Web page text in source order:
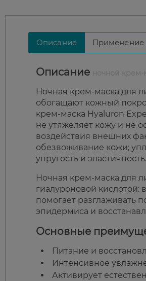
Описание Применение
Описание
Ночная крем-маска для
обогащают кожный
крем-маска Hyaluron
не утяжеляет кожу и не
воздействия внешних
обезвоживание кожи;
упругость и эластичность.
Ночная крем-маска для
гиалуроновой кислотой:
помогает разглаживать
эпидермиса и
Основные
Питание и
Интенсивное
Активирует